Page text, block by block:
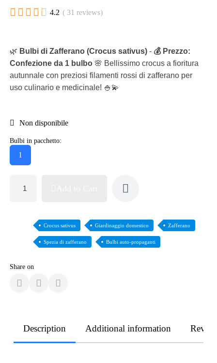
     4.2 ( 31 reviews)
🌿 Bulbi di Zafferano (Crocus sativus) - 💰 Prezzo:
Confezione da 1 bulbo 🌸 Bellissimo crocus a fioritura
autunnale con preziosi filamenti rossi di zafferano per
uso culinario e medicinale! 🍚💫
Non disponibile
Bulbi in pacchetto:
1
Crocus sativus Giardinaggio domestico Zafferano
Spezia di zafferano Bulbi auto-propaganti
Share on
Description Additional information